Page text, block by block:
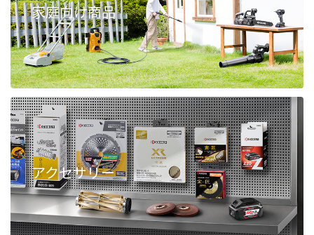
家庭向け商品
アクセサリー